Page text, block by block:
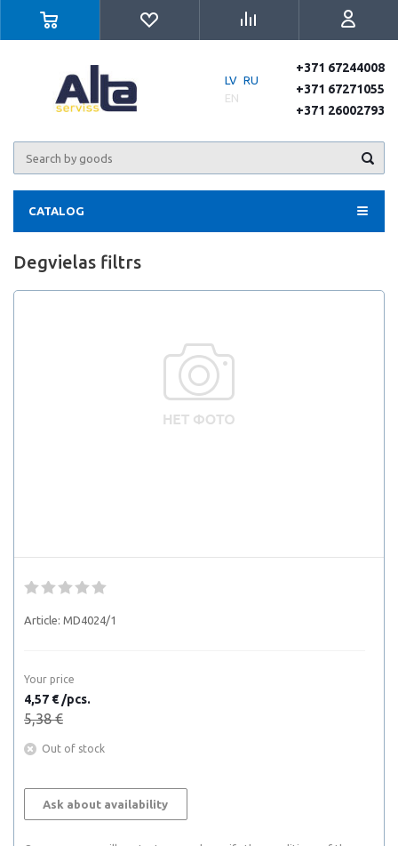
LV RU
EN
+371 67244008
+371 67271055
+371 26002793
CATALOG
Degvielas filtrs
Article: MD4024/1
Your price
4,57 € /pcs.
5,38 €
Out of stock
Ask about availability